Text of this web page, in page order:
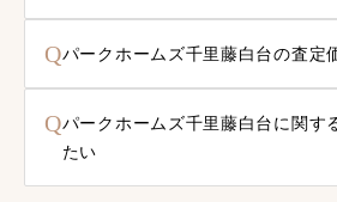
Qパークホームズ千里藤白台の査定
Qパークホームズ千里藤白台に関す
たい